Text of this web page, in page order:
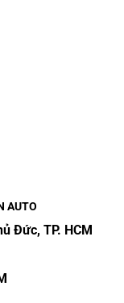
AUTO
Đức, TP. HCM